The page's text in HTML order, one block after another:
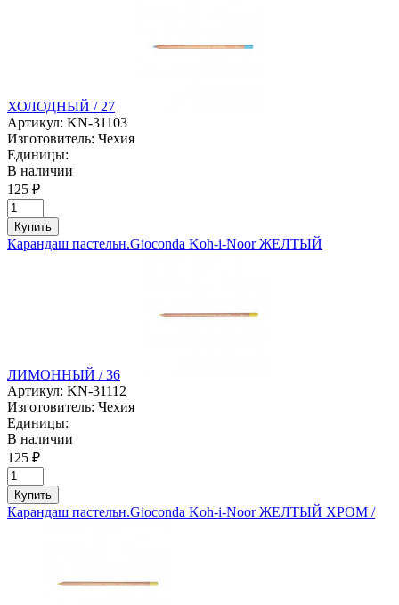
ХОЛОДНЫЙ / 27
Артикул: KN-31103
Изготовитель: Чехия
Единицы:
В наличии
125 ₽
Купить
Карандаш пастельн.Gioconda Koh-i-Noor ЖЕЛТЫЙ
ЛИМОННЫЙ / 36
Артикул: KN-31112
Изготовитель: Чехия
Единицы:
В наличии
125 ₽
Купить
Карандаш пастельн.Gioconda Koh-i-Noor ЖЕЛТЫЙ ХРОМ /